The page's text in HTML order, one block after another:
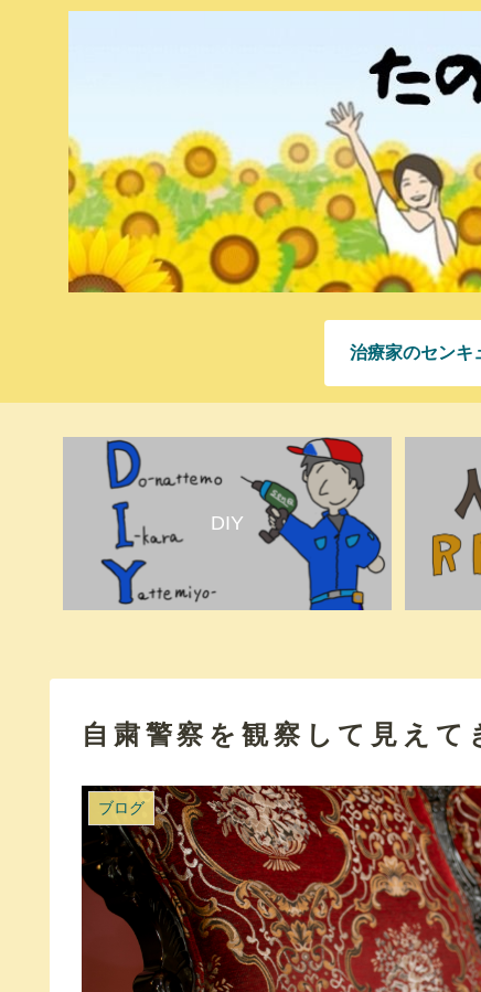
治療家のセンキ
DIY
自粛警察を観察して見え
ブログ